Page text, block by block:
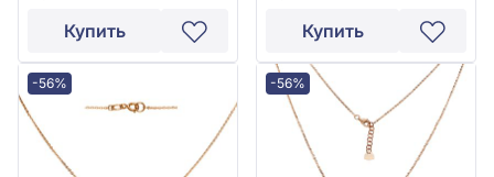
Купить Купить
-56% -56%